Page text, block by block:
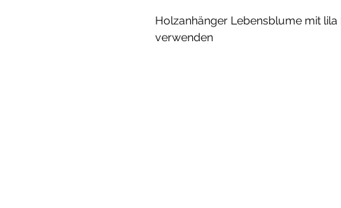
Holzanhänger Lebensblume mit
verwenden